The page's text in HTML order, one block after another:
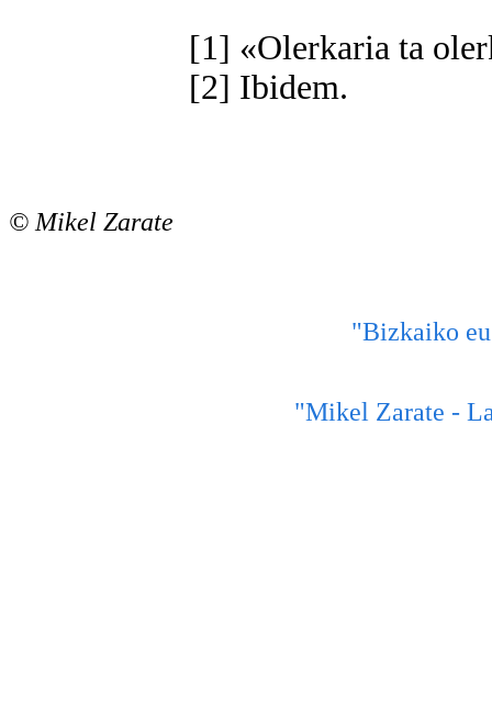
[1] «Olerkaria ta
[2] Ibidem.
© Mikel Zarate
"Bizkaiko
"Mikel Zarate -